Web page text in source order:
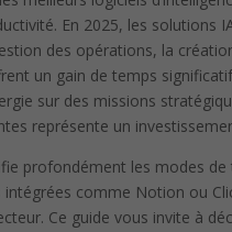
En 2025, les solutions
des opérations, la
un gain de temps
sur des missions
représente un
profondément les modes
comme Notion ou
Ce guide vous invite à